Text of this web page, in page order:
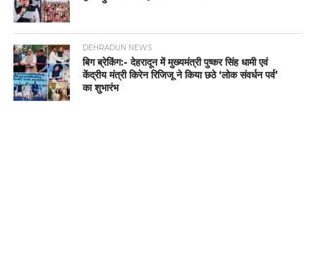
DEHRADUN NEWS
बिग ब्रेकिंग:- देहरादून में मुख्यमंत्री पुष्कर सिंह धामी एवं
केंद्रीय मंत्री किरेन रिजिजू ने किया छठे ‘लोक संवर्धन पर्व’
का शुभारंभ